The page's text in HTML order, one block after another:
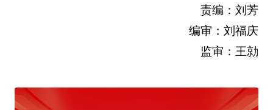
责编：刘芳
编审：刘福庆
监审：王勍